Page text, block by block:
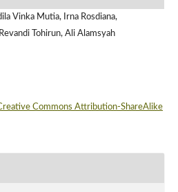
Vinka Mutia, Irna Rosdiana,
Tohirun, Ali Alamsyah
Commons Attribution-ShareAlike